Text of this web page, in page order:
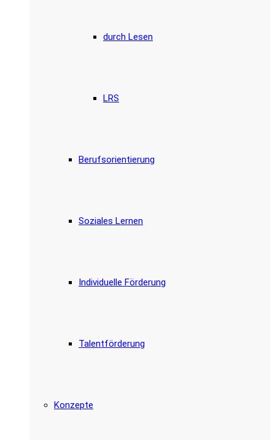
durch Lesen
LRS
Berufsorientierung
Soziales Lernen
Individuelle Förderung
Talentförderung
Konzepte